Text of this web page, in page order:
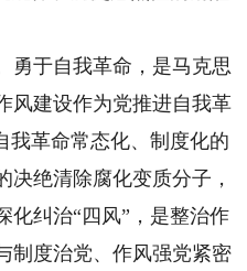
于自我革命，是马克思
风建设作为党推进自我革
我革命常态化、制度化的
绝清除腐化变质分子，
化纠治“四风”，是整治作
制度治党、作风强党紧密